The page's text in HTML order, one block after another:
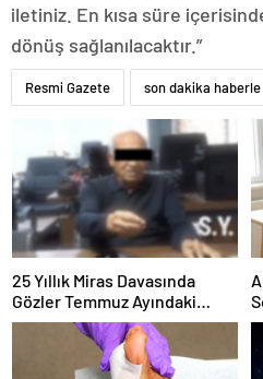
iletiniz. En kısa süre
dönüş sağlanılacaktır.”
Resmi Gazete son dakika haberle
25 Yıllık Miras Davasında
Gözler Temmuz Ayındaki
Karar Duruşmasına Çevrildi